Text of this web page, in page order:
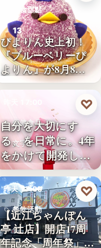
美食甜點
13
ぴよりん史上初！
『ブルーベリーぴ
よりん』が8月8日
「ブル…
保健食品
文字
自分を大切にす
る、を日常に。4年
をかけて開発した
女性のた…
♡
昨天 17:00
餐飲活動
17
【近江ちゃんぽん
亭 辻店】開店17周
年記念「周年祭」開
♡